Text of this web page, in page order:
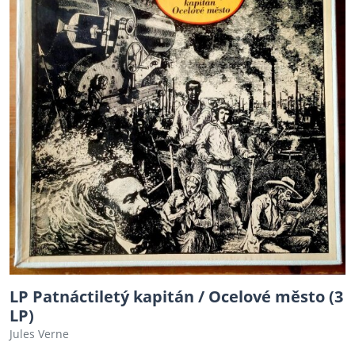
LP Patnáctiletý kapitán / Ocelové město (3
LP)
Jules Verne